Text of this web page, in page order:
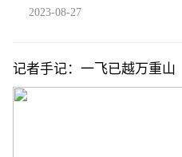
2023-08-27
记者手记：一飞已越万重山